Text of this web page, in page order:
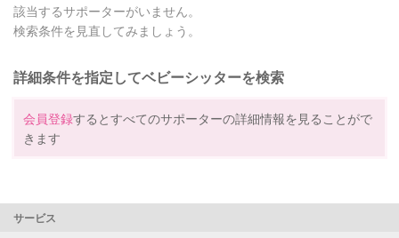
該当するサポーターがいません。
検索条件を見直してみましょう。
詳細条件を指定してベビーシッターを検索
会員登録するとすべてのサポーターの詳細情報を見ることがで
きます
サービス